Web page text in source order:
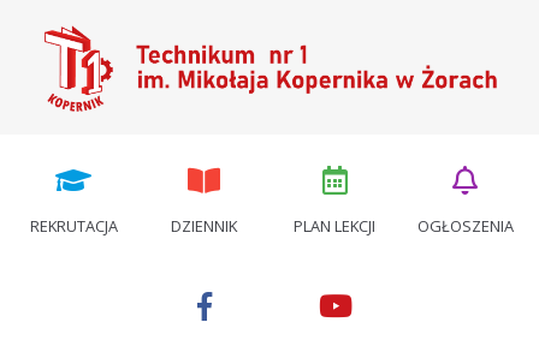
REKRUTACJA DZIENNIK PLAN LEKCJI OGŁOSZENIA